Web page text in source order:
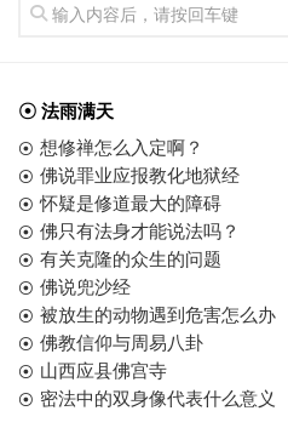
☉ 法雨满天
想修禅怎么入定啊？
佛说罪业应报教化地狱经
怀疑是修道最大的障碍
佛只有法身才能说法吗？
有关克隆的众生的问题
佛说兜沙经
被放生的动物遇到危害怎么办
佛教信仰与周易八卦
山西应县佛宫寺
密法中的双身像代表什么意义